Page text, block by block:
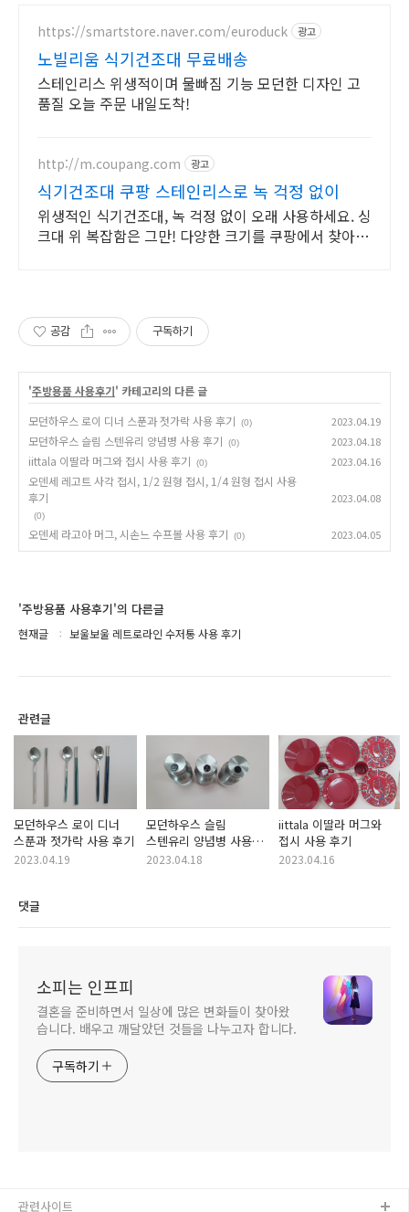
https://smartstore.naver.com/euroduck 광고
노빌리움 식기건조대 무료배송
스테인리스 위생적이며 물빠짐 기능 모던한 디자인 고
품질 오늘 주문 내일도착!
http://m.coupang.com 광고
식기건조대 쿠팡 스테인리스로 녹 걱정 없이
위생적인 식기건조대, 녹 걱정 없이 오래 사용하세요. 싱
크대 위 복잡함은 그만! 다양한 크기를 쿠팡에서 찾아보
공감 구독하기
'주방용품 사용후기' 카테고리의 다른 글
모던하우스 로이 디너 스푼과 젓가락 사용 후기
(0) 2023.04.19
모던하우스 슬림 스텐유리 양념병 사용 후기 (0) 2023.04.18
iittala 이딸라 머그와 접시 사용 후기 (0) 2023.04.16
오덴세 레고트 사각 접시, 1/2 원형 접시, 1/4 원형 접시 사용
후기
(0)
2023.04.08
오덴세 라고아 머그, 시손느 수프볼 사용 후기 (0) 2023.04.05
'주방용품 사용후기'의 다른글
현재글 보울보울 레트로라인 수저통 사용 후기
관련글
모던하우스 로이 디너
스푼과 젓가락 사용 후기
2023.04.19
모던하우스 슬림
스텐유리 양념병 사용
후기
2023.04.18
iittala 이딸라 머그와
접시 사용 후기
2023.04.16
댓글
소피는 인프피
결혼을 준비하면서 일상에 많은 변화들이 찾아왔
습니다. 배우고 깨달았던 것들을 나누고자 합니다.
구독하기
관련사이트